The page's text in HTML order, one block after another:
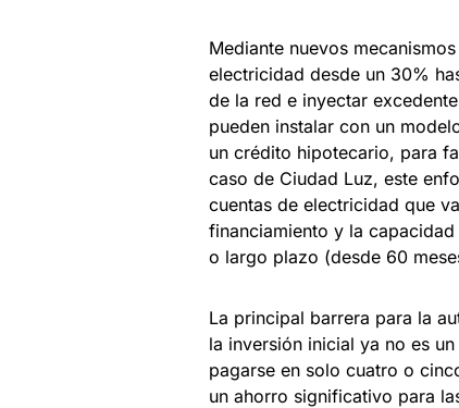
Mediante nuevos
electricidad desde un 30%
de la red e inyectar
pueden instalar con un
un crédito hipotecario, para
caso de Ciudad Luz, este
cuentas de electricidad que
financiamiento y la
o largo plazo (desde 60
La principal barrera para la
la inversión inicial ya no es
pagarse en solo cuatro o
un ahorro significativo para